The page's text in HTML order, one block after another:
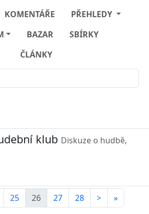
KOMENTÁŘE
PŘEHLEDY
BAZAR
SBÍRKY
ČLÁNKY
klub Diskuze o hudbě,
25 26 27 28 > »